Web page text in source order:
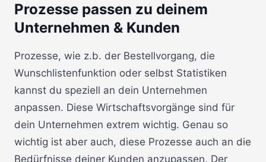
Prozesse passen zu deinem
Unternehmen & Kunden
Prozesse, wie z.b. der Bestellvorgang, die
Wunschlistenfunktion oder selbst Statistiken
kannst du speziell an dein Unternehmen
anpassen. Diese Wirtschaftsvorgänge sind für
dein Unternehmen extrem wichtig. Genau so
wichtig ist aber auch, diese Prozesse auch an die
Bedürfnisse deiner Kunden anzupassen. Der